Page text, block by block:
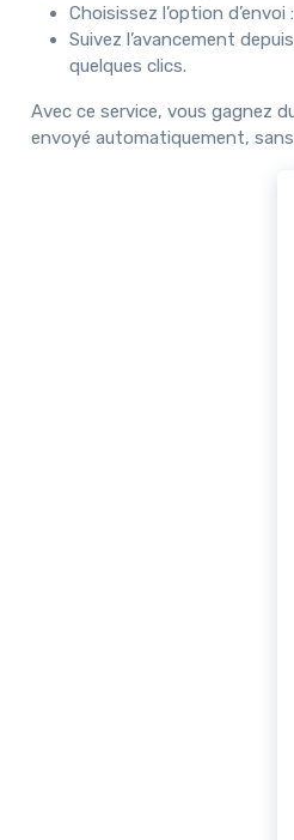
Choisissez l’option
Suivez l’avancement
quelques clics.
Avec ce service, vous gagnez
envoyé automatiquement,